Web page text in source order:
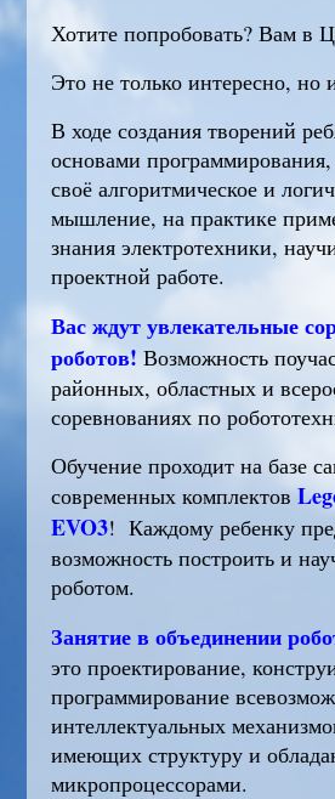
Хотите попробовать? Вам в
Это не только интересно, но
В ходе создания творений
основами программирования,
своё алгоритмическое и
мышление, на практике
знания электротехники,
проектной работе.
Вас ждут увлекательные
роботов! Возможность
районных, областных и
соревнованиях по
Обучение проходит на базе
современных комплектов
EVO3! Каждому ребенку
возможность построить и
роботом.
Занятие в объединении
это проектирование,
программирование
интеллектуальных
имеющих структуру и
микропроцессорами.